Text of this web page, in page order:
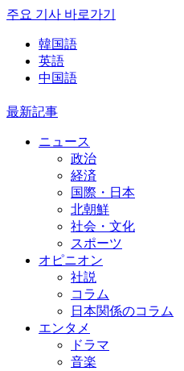
주요 기사 바로가기
韓国語
英語
中国語
最新記事
ニュース
政治
経済
国際・日本
北朝鮮
社会・文化
スポーツ
オピニオン
社説
コラム
日本関係のコラム
エンタメ
ドラマ
音楽